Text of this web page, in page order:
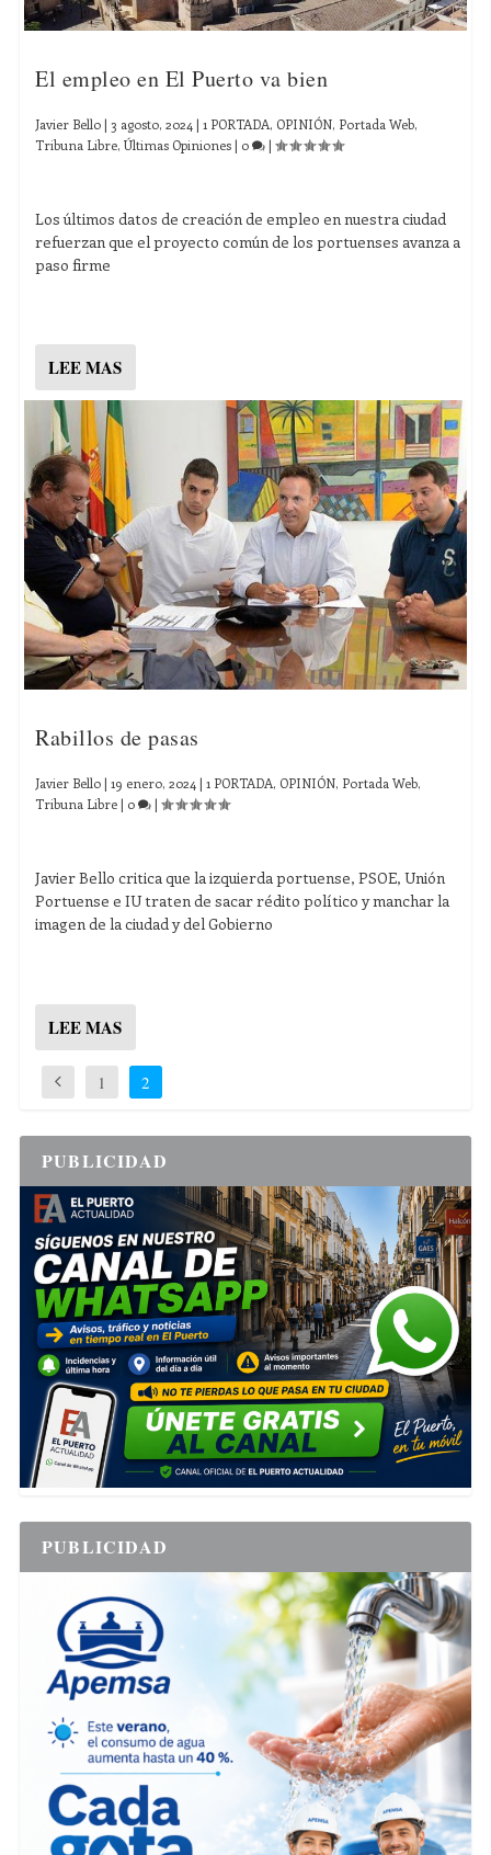
El empleo en El Puerto va bien
Javier Bello | 3 agosto, 2024 |1 PORTADA, OPINIÓN, Portada Web,
Tribuna Libre,Últimas Opiniones | 0 |
Los últimos datos de creación de empleo en nuestra ciudad
refuerzan que el proyecto común de los portuenses avanza a
paso firme
LEE MAS
Rabillos de pasas
Javier Bello |19 enero, 2024 |1 PORTADA, OPINIÓN, Portada Web,
Tribuna Libre | 0 |
Javier Bello critica que la izquierda portuense, PSOE, Unión
Portuense e IU traten de sacar rédito político y manchar la
imagen de la ciudad y del Gobierno
LEE MAS
1 2
PUBLICIDAD
PUBLICIDAD